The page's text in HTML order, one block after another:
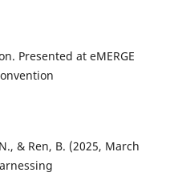
Presented at eMERGE
& Ren, B. (2025, March